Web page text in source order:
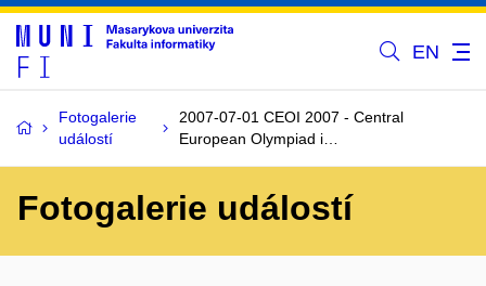
EN
Fotogalerie
událostí
2007-07-01 CEOI 2007 - Central
European Olympiad i…
Fotogalerie událostí